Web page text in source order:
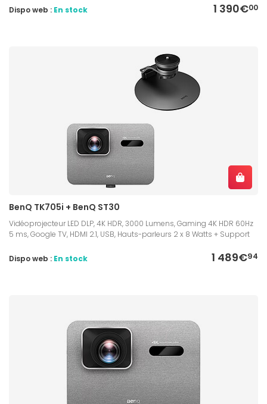
1 390€00
Dispo web : En stock
BenQ TK705i + BenQ ST30
Vidéoprojecteur LED DLP, 4K HDR, 3000 Lumens, Gaming 4K HDR 60Hz
5 ms, Google TV, HDMI 2.1, USB, Hauts-parleurs 2 x 8 Watts + Support
1 489€94
Dispo web : En stock